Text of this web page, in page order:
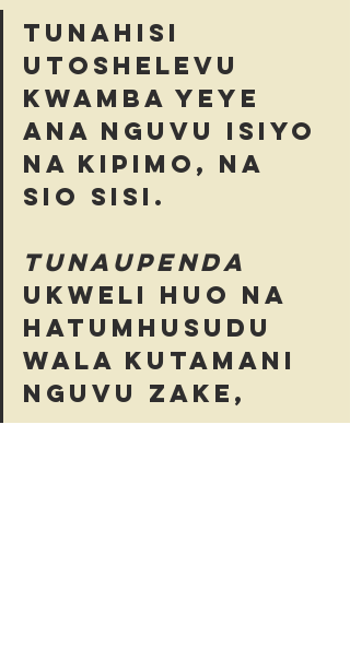
Tunahisi
utoshelevu
kwamba yeye
ana nguvu isiyo
na kipimo, na
sio sisi.
Tunaupenda
ukweli huo na
hatumhusudu
wala kutamani
nguvu zake,